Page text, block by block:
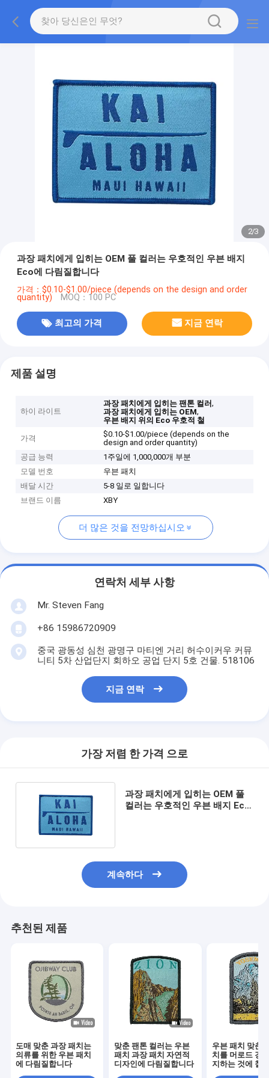
2/3
과장 패치에게 입히는 OEM 풀 컬러는 우호적인 우븐 배지
Eco에 다림질합니다
가격：$0.10-$1.00/piece (depends on the design and order
quantity) MOQ：100 PC
최고의 가격 지금 연락
제품 설명
하이 라이트
과장 패치에게 입히는 팬톤 컬러,
과장 패치에게 입히는 OEM,
우븐 배지 위의 Eco 우호적 철
가격
$0.10-$1.00/piece (depends on the
design and order quantity)
공급 능력
1주일에 1,000,000개 부분
모델 번호
우븐 패치
배달 시간
5-8 일로 일합니다
브랜드 이름
XBY
더 많은 것을 전망하십시오
연락처 세부 사항
Mr. Steven Fang
+86 15986720909
중국 광동성 심천 광명구 마티엔 거리 허수이커우 커뮤
니티 5차 산업단지 회하오 공업 단지 5호 건물. 518106
지금 연락
가장 저렴 한 가격 으로
과장 패치에게 입히는 OEM 풀
컬러는 우호적인 우븐 배지 Eco
계속하다
추천된 제품
도매 맞춘 과장 패치는
의류를 위한 우븐 패치
에 다림질합니다
맞춘 팬톤 컬러는 우븐
패치 과장 패치 자연적
디자인에 다림질합니다
우븐 패치 맞춘
치를 머로드 경
지하는 것에 철